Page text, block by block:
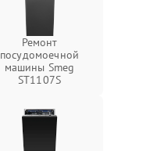
Ремонт
посудомоечной
машины Smeg
ST1107S